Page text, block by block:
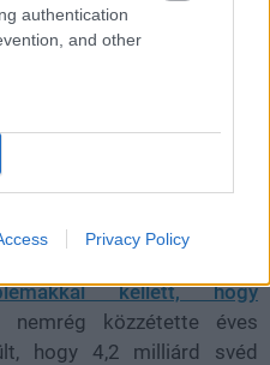
authentication
and other
Privacy Policy
már kiderült, hogy
a svédek tokkal-vonóval
kellett, hogy
közzétette éves
hogy 4,2 milliárd svéd